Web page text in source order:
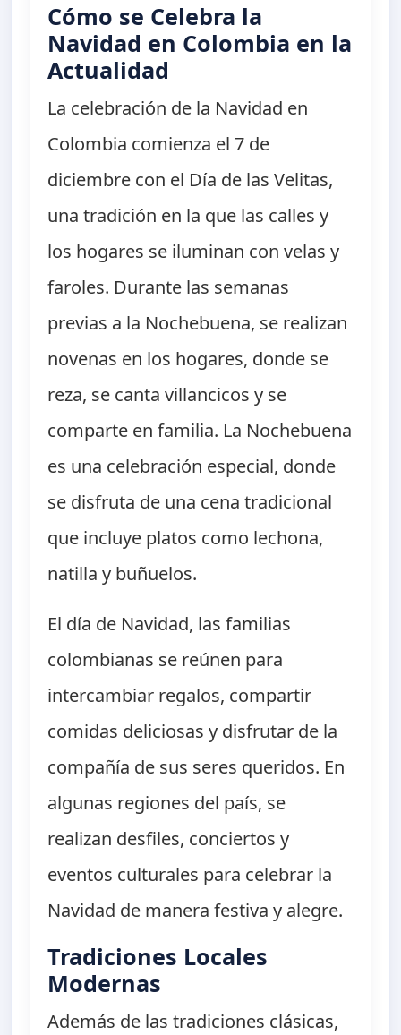
Cómo se Celebra la
Navidad en Colombia en la
Actualidad
La celebración de la Navidad en
Colombia comienza el 7 de
diciembre con el Día de las Velitas,
una tradición en la que las calles y
los hogares se iluminan con velas y
faroles. Durante las semanas
previas a la Nochebuena, se realizan
novenas en los hogares, donde se
reza, se canta villancicos y se
comparte en familia. La Nochebuena
es una celebración especial, donde
se disfruta de una cena tradicional
que incluye platos como lechona,
natilla y buñuelos.
El día de Navidad, las familias
colombianas se reúnen para
intercambiar regalos, compartir
comidas deliciosas y disfrutar de la
compañía de sus seres queridos. En
algunas regiones del país, se
realizan desfiles, conciertos y
eventos culturales para celebrar la
Navidad de manera festiva y alegre.
Tradiciones Locales
Modernas
Además de las tradiciones clásicas,